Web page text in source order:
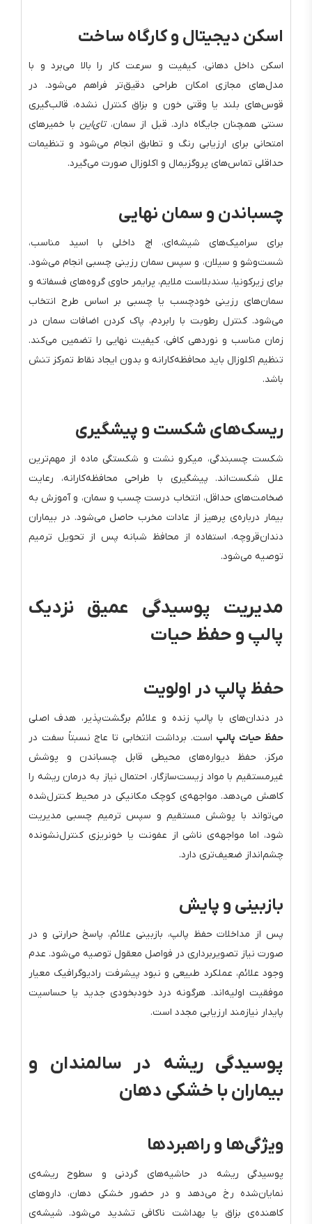
اسکن دیجیتال و کارگاه ساخت
اسکن داخل دهانی، کیفیت و سرعت کار را بالا می‌برد و با
مدل‌های مجازی امکان طراحی دقیق‌تر فراهم می‌شود. در
قوس‌های بلند یا وقتی خون و بزاق کنترل نشده، قالب‌گیری
سنتی همچنان جایگاه دارد. قبل از سمان،تای‌اینبا خمیرهای
امتحانی برای ارزیابی رنگ و تطابق انجام می‌شود و تنظیمات
حداقلی تماس‌های پروگزیمال و اکلوزال صورت می‌گیرد.
چسباندن و سمان نهایی
برای سرامیک‌های شیشه‌ای، اچ داخلی با اسید مناسب،
شست‌وشو و سیلان، و سپس سمان رزینی چسبی انجام می‌شود.
برای زیرکونیا، سندبلاست ملایم، پرایمر حاوی گروه‌های فسفاته و
سمان‌های رزینی خودچسب یا چسبی بر اساس طرح انتخاب
می‌شود. کنترل رطوبت با رابردم، پاک کردن اضافات سمان در
زمان مناسب و نوردهی کافی، کیفیت نهایی را تضمین می‌کند.
تنظیم اکلوزال باید محافظه‌کارانه و بدون ایجاد نقاط تمرکز تنش
باشد.
ریسک‌های شکست و پیشگیری
شکست چسبندگی، میکرو نشت و شکستگی ماده از مهم‌ترین
علل شکست‌اند. پیشگیری با طراحی محافظه‌کارانه، رعایت
ضخامت‌های حداقل، انتخاب درست چسب و سمان، و آموزش به
بیمار درباره‌ی پرهیز از عادات مخرب حاصل می‌شود. در بیماران
دندان‌قروچه، استفاده از محافظ شبانه پس از تحویل ترمیم
توصیه می‌شود.
مدیریت پوسیدگی عمیق نزدیک
پالپ و حفظ حیات
حفظ پالپ در اولویت
در دندان‌های با پالپ زنده و علائم برگشت‌پذیر، هدف اصلی
حفظ حیات پالپ است. برداشت انتخابی تا عاج نسبتاً سفت در
مرکز، حفظ دیواره‌های محیطی قابل چسباندن و پوشش
غیرمستقیم با مواد زیست‌سازگار، احتمال نیاز به درمان ریشه را
کاهش می‌دهد. مواجهه‌ی کوچک مکانیکی در محیط کنترل‌شده
می‌تواند با پوشش مستقیم و سپس ترمیم چسبی مدیریت
شود، اما مواجهه‌ی ناشی از عفونت یا خونریزی کنترل‌نشونده
چشم‌انداز ضعیف‌تری دارد.
بازبینی و پایش
پس از مداخلات حفظ پالپ، بازبینی علائم، پاسخ حرارتی و در
صورت نیاز تصویربرداری در فواصل معقول توصیه می‌شود. عدم
وجود علائم، عملکرد طبیعی و نبود پیشرفت رادیوگرافیک معیار
موفقیت اولیه‌اند. هرگونه درد خودبخودی جدید یا حساسیت
پایدار نیازمند ارزیابی مجدد است.
پوسیدگی ریشه در سالمندان و
بیماران با خشکی دهان
ویژگی‌ها و راهبردها
پوسیدگی ریشه در حاشیه‌های گردنی و سطوح ریشه‌ی
نمایان‌شده رخ می‌دهد و در حضور خشکی دهان، داروهای
کاهنده‌ی بزاق یا بهداشت ناکافی تشدید می‌شود. شیشه‌ی